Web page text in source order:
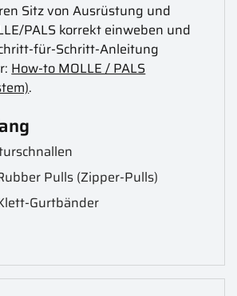
Sitz von Ausrüstung und
PALS korrekt einweben und
für-Schritt-Anleitung
How-to MOLLE / PALS
.
Pulls (Zipper-Pulls)
Gurtbänder